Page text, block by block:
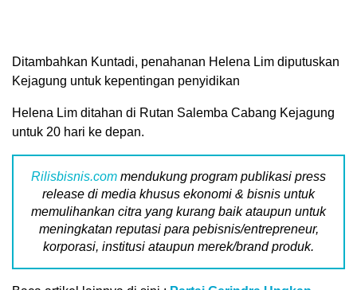
Ditambahkan Kuntadi, penahanan Helena Lim diputuskan
Kejagung untuk kepentingan penyidikan
Helena Lim ditahan di Rutan Salemba Cabang Kejagung
untuk 20 hari ke depan.
Rilisbisnis.com mendukung program publikasi press
release di media khusus ekonomi & bisnis untuk
memulihankan citra yang kurang baik ataupun untuk
meningkatan reputasi para pebisnis/entrepreneur,
korporasi, institusi ataupun merek/brand produk.